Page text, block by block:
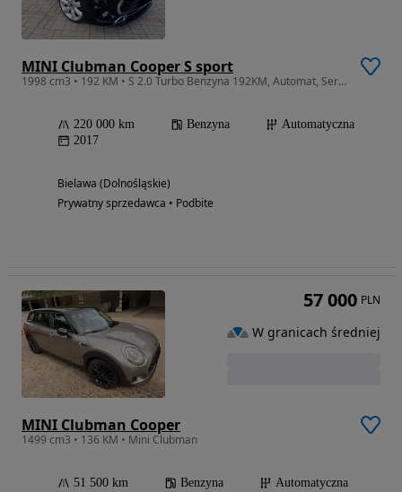
MINI Clubman Cooper S sport
1998 cm3 • 192 KM • S 2.0 Turbo Benzyna 192KM, Automat, Serwisowany, Full Opcja, Polecam !
220 000 km Benzyna
Automatyczna
2017
Bielawa (Dolnośląskie)
Prywatny sprzedawca • Podbite
MINI Clubman Cooper
1499 cm3 • 136 KM • Mini Clubman
51 500 km Benzyna
Automatyczna
57 000 PLN
W granicach średniej